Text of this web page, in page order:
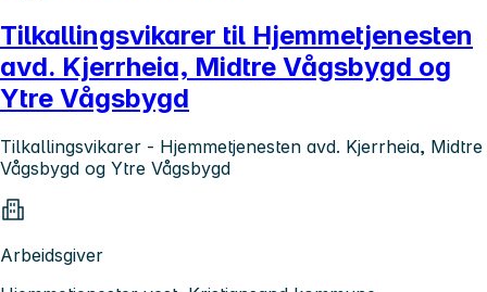
Tilkallingsvikarer til Hjemmetjenesten
avd. Kjerrheia, Midtre Vågsbygd og
Ytre Vågsbygd
Tilkallingsvikarer - Hjemmetjenesten avd. Kjerrheia, Midtre
Vågsbygd og Ytre Vågsbygd
Arbeidsgiver